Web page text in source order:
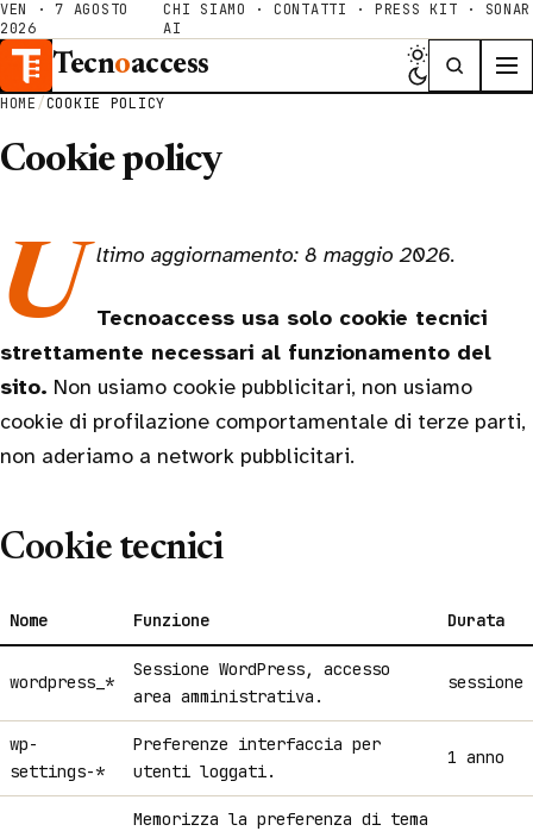
VEN · 7 AGOSTO
2026
CHI SIAMO · CONTATTI · PRESS KIT · SONAR
AI
Tecnoaccess
HOME/COOKIE POLICY
Cookie policy
Ultimo aggiornamento: 8 maggio 2026.
Tecnoaccess usa solo cookie tecnici
strettamente necessari al funzionamento del
sito. Non usiamo cookie pubblicitari, non usiamo
cookie di profilazione comportamentale di terze parti,
non aderiamo a network pubblicitari.
Cookie tecnici
Nome Funzione Durata
wordpress_*
Sessione WordPress, accesso
area amministrativa.
sessione
wp-
settings-*
Preferenze interfaccia per
utenti loggati.
1 anno
Memorizza la preferenza di tema